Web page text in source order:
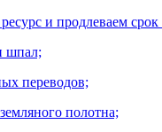
и продлеваем
шпал;
переводов;
полотна;